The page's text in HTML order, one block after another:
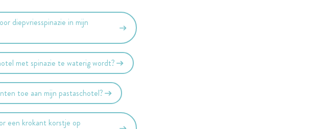
diepvriesspinazie in mijn
met spinazie te waterig wordt?
toe aan mijn pastaschotel?
een krokant korstje op